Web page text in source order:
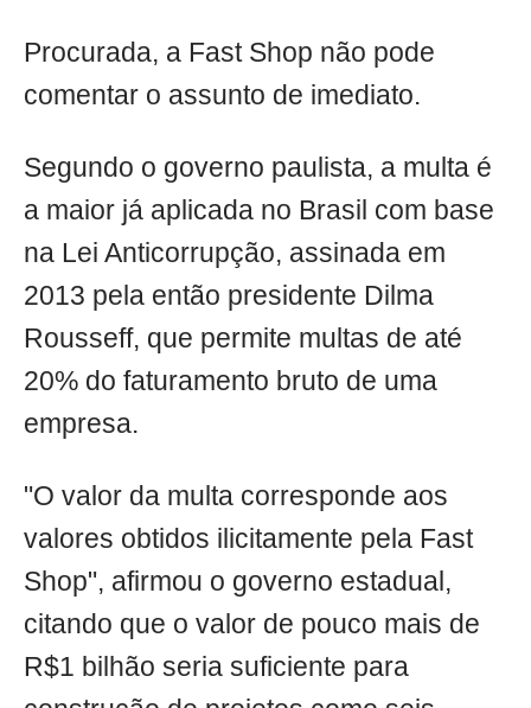
Procurada, a Fast Shop não pode
comentar o assunto de imediato.
Segundo o governo paulista, a multa é
a maior já aplicada no Brasil com base
na Lei Anticorrupção, assinada em
2013 pela então presidente Dilma
Rousseff, que permite multas de até
20% do faturamento bruto de uma
empresa.
"O valor da multa corresponde aos
valores obtidos ilicitamente pela Fast
Shop", afirmou o governo estadual,
citando que o valor de pouco mais de
R$1 bilhão seria suficiente para